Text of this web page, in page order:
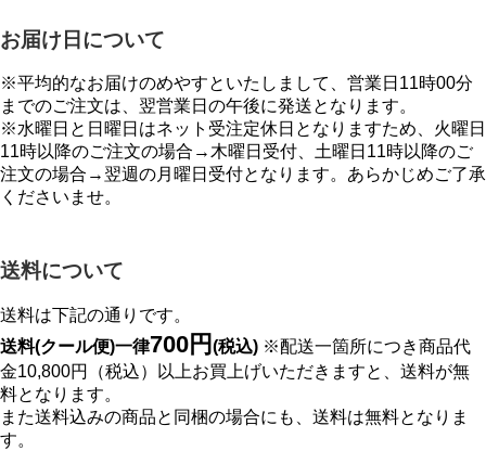
お届け日について
※平均的なお届けのめやすといたしまして、営業日11時00分
までのご注文は、翌営業日の午後に発送となります。
※水曜日と日曜日はネット受注定休日となりますため、火曜日
11時以降のご注文の場合→木曜日受付、土曜日11時以降のご
注文の場合→翌週の月曜日受付となります。あらかじめご了承
くださいませ。
送料について
送料は下記の通りです。
送料(クール便)一律700円 (税込) ※配送一箇所につき商品代
金10,800円（税込）以上お買上げいただきますと、送料が無
料となります。
また送料込みの商品と同梱の場合にも、送料は無料となりま
す。